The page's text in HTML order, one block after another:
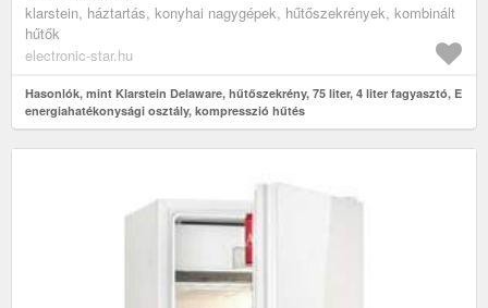
klarstein, háztartás, konyhai nagygépek, hűtőszekrények, kombinált
hűtők
electronic-star.hu
Hasonlók, mint Klarstein Delaware, hűtőszekrény, 75 liter, 4 liter fagyasztó, E
energiahatékonysági osztály, kompresszió hűtés